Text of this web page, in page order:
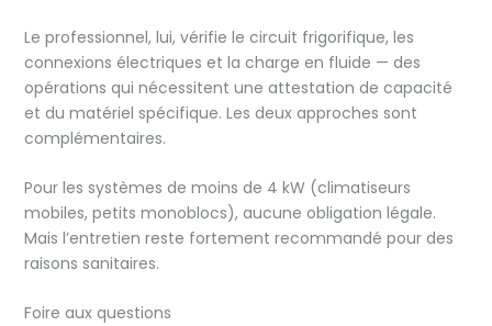
Le professionnel, lui, vérifie le circuit frigorifique, les
connexions électriques et la charge en fluide — des
opérations qui nécessitent une attestation de capacité
et du matériel spécifique. Les deux approches sont
complémentaires.
Pour les systèmes de moins de 4 kW (climatiseurs
mobiles, petits monoblocs), aucune obligation légale.
Mais l’entretien reste fortement recommandé pour des
raisons sanitaires.
Foire aux questions